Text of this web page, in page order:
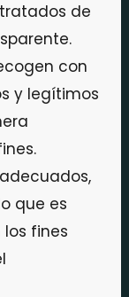
​​de
con
y legítimos
que es
fines